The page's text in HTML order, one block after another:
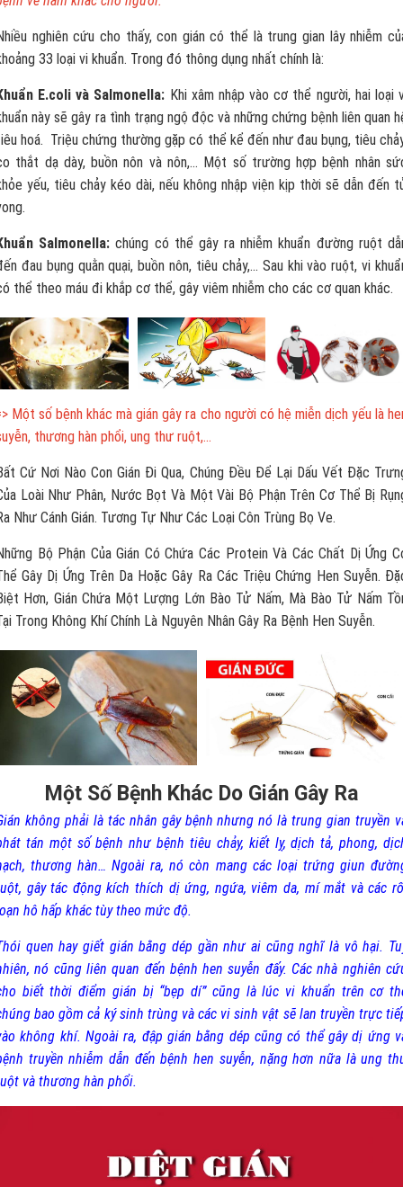
nghiên cứu cho thấy, con gián có thể là trung gian lây nhiễm
33 loại vi khuẩn. Trong đó thông dụng nhất chính là:
E.coli và Salmonella: Khi xâm nhập vào cơ thể người, hai loại
này sẽ gây ra tình trạng ngộ độc và những chứng bệnh liên quan
hoá. Triệu chứng thường gặp có thể kể đến như đau bụng, tiêu
thắt dạ dày, buồn nôn và nôn,… Một số trường hợp bệnh nhân
yếu, tiêu chảy kéo dài, nếu không nhập viện kịp thời sẽ dẫn đến
Salmonella: chúng có thể gây ra nhiễm khuẩn đường ruột
đau bụng quằn quại, buồn nôn, tiêu chảy,… Sau khi vào ruột, vi
thể theo máu đi khắp cơ thể, gây viêm nhiễm cho các cơ quan khác.
Một số bệnh khác mà gián gây ra cho người có hệ miễn dịch yếu là
thương hàn phổi, ung thư ruột,…
Cứ Nơi Nào Con Gián Đi Qua, Chúng Đều Để Lại Dấu Vết Đặc
Loài Như Phân, Nước Bọt Và Một Vài Bộ Phận Trên Cơ Thể Bị
Như Cánh Gián. Tương Tự Như Các Loại Côn Trùng Bọ Ve.
Bộ Phận Của Gián Có Chứa Các Protein Và Các Chất Dị Ứng
Gây Dị Ứng Trên Da Hoặc Gây Ra Các Triệu Chứng Hen Suyễn.
Hơn, Gián Chứa Một Lượng Lớn Bào Tử Nấm, Mà Bào Tử Nấm
Trong Không Khí Chính Là Nguyên Nhân Gây Ra Bệnh Hen Suyễn.
Một Số Bệnh Khác Do Gián Gây Ra
không phải là tác nhân gây bệnh nhưng nó là trung gian truyền
tán một số bệnh như bệnh tiêu chảy, kiết lỵ, dịch tả, phong,
thương hàn… Ngoài ra, nó còn mang các loại trứng giun
gây tác động kích thích dị ứng, ngứa, viêm da, mí mắt và các
hô hấp khác tùy theo mức độ.
quen hay giết gián bằng dép gần như ai cũng nghĩ là vô hại.
nó cũng liên quan đến bệnh hen suyễn đấy. Các nhà nghiên
biết thời điểm gián bị “bẹp dí” cũng là lúc vi khuẩn trên cơ
bao gồm cả ký sinh trùng và các vi sinh vật sẽ lan truyền trực
không khí. Ngoài ra, đập gián bằng dép cũng có thể gây dị ứng
truyền nhiễm dẫn đến bệnh hen suyễn, nặng hơn nữa là ung
và thương hàn phổi.